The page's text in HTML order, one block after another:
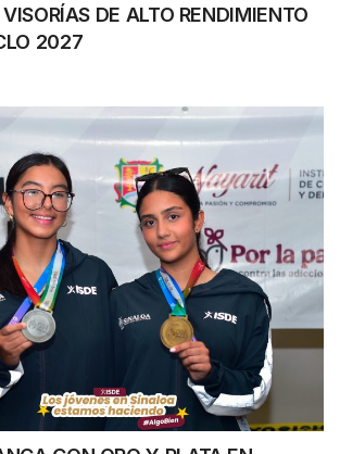
DE ALTO RENDIMIENTO
2027